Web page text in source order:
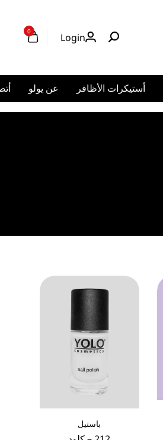
Login
0
أستيكرات الأظافر عن يولو
باستيل